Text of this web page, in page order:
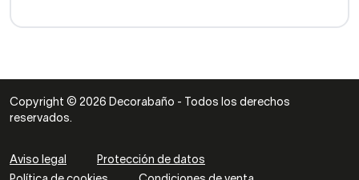
Copyright © 2026 Decorabaño - Todos los derechos
reservados.
Aviso legal
Protección de datos